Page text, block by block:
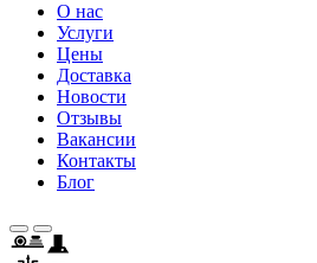
О нас
Услуги
Цены
Доставка
Новости
Отзывы
Вакансии
Контакты
Блог